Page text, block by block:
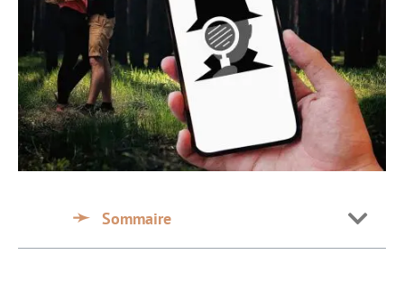
Sommaire